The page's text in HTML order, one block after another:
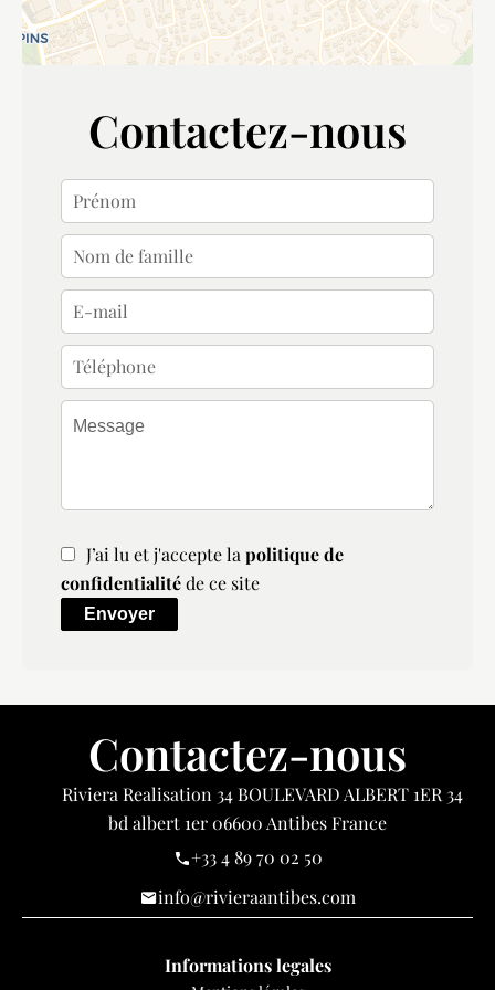
Contactez-nous
J’ai lu et j'accepte la politique de
confidentialitéde ce site
Envoyer
Contactez-nous
Riviera Realisation 34 BOULEVARD ALBERT 1ER 34
bd albert 1er06600 Antibes France
+33 4 89 70 02 50
info@rivieraantibes.com
Informations legales